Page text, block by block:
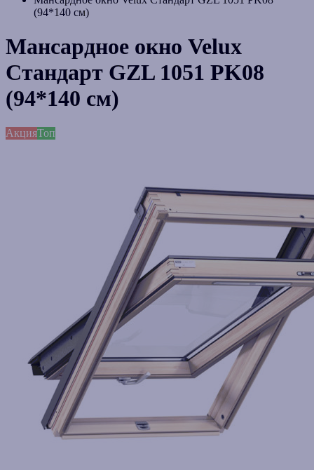
(94*140 см)
Мансардное окно Velux
Стандарт GZL 1051 PK08
(94*140 см)
АкцияТоп